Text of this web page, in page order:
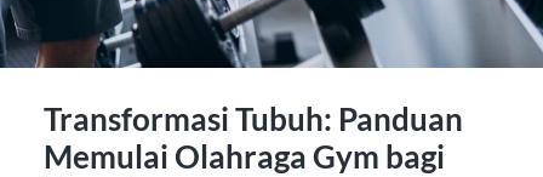
Transformasi Tubuh: Panduan
Memulai Olahraga Gym bagi